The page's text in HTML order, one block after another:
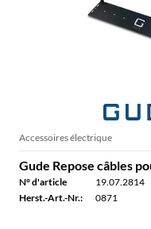
Accessoires électrique
Gude Repose câbles
N° d'article
19.07.2814
Herst.-Art.-Nr.:
0871